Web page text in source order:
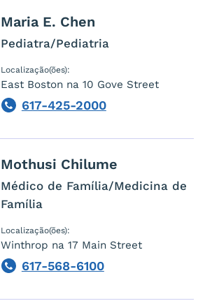
Maria E. Chen
Pediatra/Pediatria
Localização(ões):
East Boston na 10 Gove Street
617-425-2000
Phone
Mothusi Chilume
Médico de Família/Medicina de
Família
Localização(ões):
Winthrop na 17 Main Street
617-568-6100
Phone